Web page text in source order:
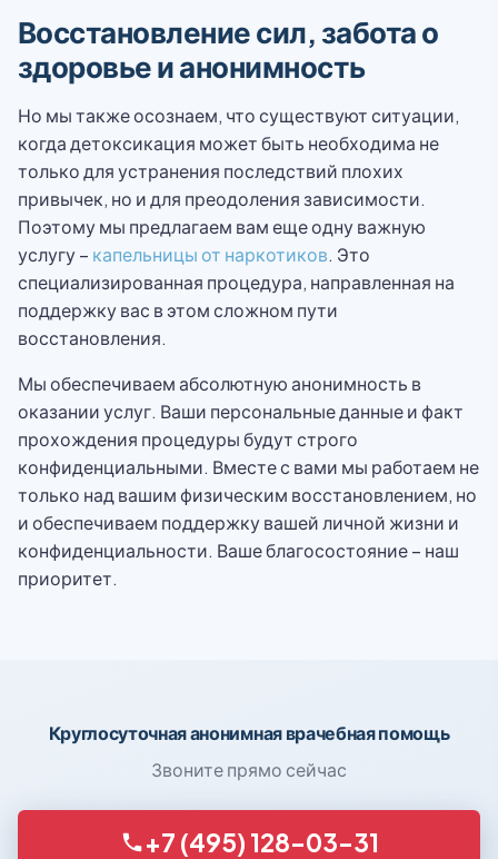
Восстановление сил, забота о
здоровье и анонимность
Но мы также осознаем, что существуют ситуации,
когда детоксикация может быть необходима не
только для устранения последствий плохих
привычек, но и для преодоления зависимости.
Поэтому мы предлагаем вам еще одну важную
услугу – капельницы от наркотиков. Это
специализированная процедура, направленная на
поддержку вас в этом сложном пути
восстановления.
Мы обеспечиваем абсолютную анонимность в
оказании услуг. Ваши персональные данные и факт
прохождения процедуры будут строго
конфиденциальными. Вместе с вами мы работаем не
только над вашим физическим восстановлением, но
и обеспечиваем поддержку вашей личной жизни и
конфиденциальности. Ваше благосостояние – наш
приоритет.
Круглосуточная анонимная врачебная помощь
Звоните прямо сейчас
+7 (495) 128-03-31